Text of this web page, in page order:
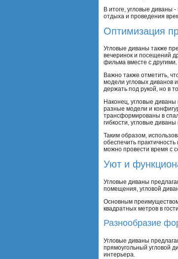
В итоге, угловые диваны
отдыха и проведения
Оптимизация
Угловые диваны также
вечеринок и посещений
фильма вместе с другими.
Важно также отметить,
модели угловых диванов
держать под рукой, но в
Наконец, угловые диваны
разные модели и
трансформированы в
гибкости, угловые
Таким образом,
обеспечить
можно провести время с
Уют и
Угловые диваны
помещения, угловой
Основным преимуществом
квадратных метров в
Разнообразие
Угловые диваны
прямоугольный угловой
интерьера.